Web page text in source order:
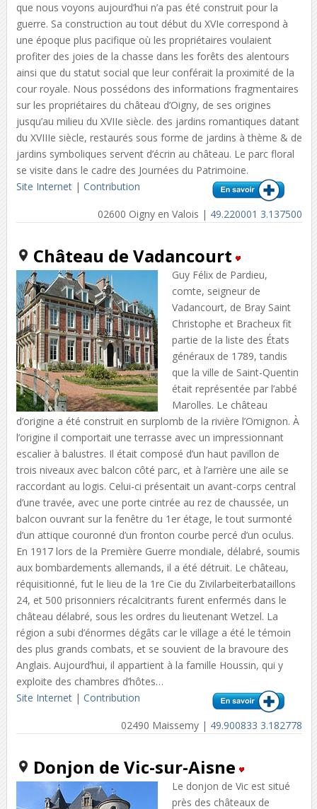
que nous voyons aujourd’hui n’a pas été construit pour la
guerre. Sa construction au tout début du XVIe correspond à
une époque plus pacifique où les propriétaires voulaient
profiter des joies de la chasse dans les forêts des alentours
ainsi que du statut social que leur conférait la proximité de la
cour royale. Nous possédons des informations fragmentaires
sur les propriétaires du château d’Oigny, de ses origines
jusqu’au milieu du XVIIe siècle. des jardins romantiques datant
du XVIIIe siècle, restaurés sous forme de jardins à thème & de
jardins symboliques servent d’écrin au château. Le parc floral
se visite dans le cadre des Journées du Patrimoine.
Site Internet| Contribution
02600 Oigny en Valois | 49.220001 3.137500
Château de Vadancourt
Guy Félix de Pardieu,
comte, seigneur de
Vadancourt, de Bray Saint
Christophe et Bracheux fit
partie de la liste des États
généraux de 1789, tandis
que la ville de Saint-Quentin
était représentée par l’abbé
Marolles. Le château
d’origine a été construit en surplomb de la rivière l’Omignon. À
l’origine il comportait une terrasse avec un impressionnant
escalier à balustres. Il était composé d’un haut pavillon de
trois niveaux avec balcon côté parc, et à l’arrière une aile se
raccordant au logis. Celui-ci présentait un avant-corps central
d’une travée, avec une porte cintrée au rez de chaussée, un
balcon ouvrant sur la fenêtre du 1er étage, le tout surmonté
d’un attique couronné d’un fronton courbe percé d’un oculus.
En 1917 lors de la Première Guerre mondiale, délabré, soumis
aux bombardements allemands, il a été détruit. Le château,
réquisitionné, fut le lieu de la 1re Cie du Zivilarbeiterbataillons
24, et 500 prisonniers récalcitrants furent enfermés dans le
château délabré, sous les ordres du lieutenant Wetzel. La
région a subi d’énormes dégâts car le village a été le témoin
des plus grands combats, et se souvient de la bravoure des
Anglais. Aujourd’hui, il appartient à la famille Houssin, qui y
exploite des chambres d’hôtes…
Site Internet| Contribution
02490 Maissemy | 49.900833 3.182778
Donjon de Vic-sur-Aisne
Le donjon de Vic est situé
près des châteaux de